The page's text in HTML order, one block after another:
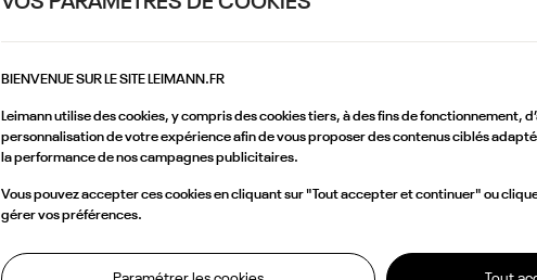
BIENVENUE SUR LE SITE LEIMANN.FR
Leimann utilise des cookies, y compris des cookies tiers, à des fins de fonctionnement,
personnalisation de votre expérience afin de vous proposer des contenus ciblés
la performance de nos campagnes publicitaires.
Vous pouvez accepter ces cookies en cliquant sur "Tout accepter et continuer" ou
gérer vos préférences.